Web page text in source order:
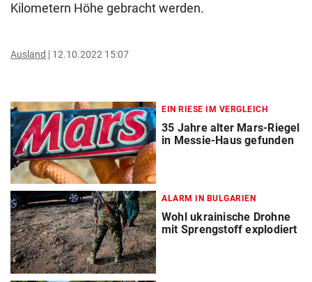
Kilometern Höhe gebracht werden.
Ausland 12.10.2022 15:07
EIN RIESE IM VERGLEICH
35 Jahre alter Mars-Riegel
in Messie-Haus gefunden
ALARM IN BULGARIEN
Wohl ukrainische Drohne
mit Sprengstoff explodiert